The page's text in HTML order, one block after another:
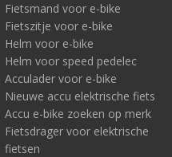
Fietsmand voor e-bike
Fietszitje voor e-bike
Helm voor e-bike
Helm voor speed pedelec
Acculader voor e-bike
Nieuwe accu elektrische fiets
Accu e-bike zoeken op merk
Fietsdrager voor elektrische
fietsen